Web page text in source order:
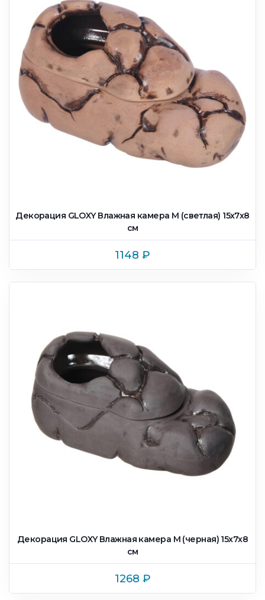
Декорация GLOXY Влажная камера M (светлая) 15х7х8
см
1148 ₽
Декорация GLOXY Влажная камера M (черная) 15х7х8
см
1268 ₽